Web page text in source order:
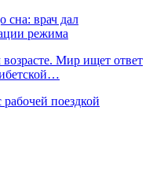
сна: врач дал
режима
Мир ищет ответ
поездкой